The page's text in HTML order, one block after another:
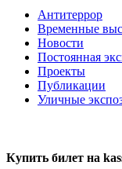
Антитеррор
Временные
Новости
Постоянная
Проекты
Публикации
Уличные
Купить билет на